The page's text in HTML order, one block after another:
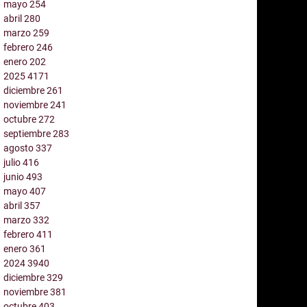
mayo254
abril280
marzo259
febrero246
enero202
20254171
diciembre261
noviembre241
octubre272
septiembre283
agosto337
julio416
junio493
mayo407
abril357
marzo332
febrero411
enero361
20243940
diciembre329
noviembre381